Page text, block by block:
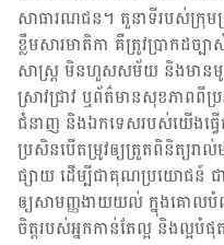
សាធារណជន។ តួនាទីរបស់​ក្រុមគ្
ខ្លឹមសារ​មាតិកា គឺ​ត្រូវ​ប្រាកដ​ច្ប
សាស្ត្រ មិនហួសសម័យ និង​មានមូល
ស្រាវជ្រាវ ឬ​ព័ត៌មាន​សុខភាព​ពី​ប្រ
ជំនាញ និង​ឯកទេស​របស់យើង​ធ្វើ
ប្រសិន​បើ​តម្រូវ​ឲ្យ​ត្រួតពិនិត្យ​រា
ផ្សាយ ដើម្បី​ជា​គុណប្រយោជន៍ ជ
ឲ្យសាមញ្ញ​ងាយយល់ ក្នុងគោល
ចិត្ត​របស់​អ្នក​កាន់តែ​ល្អ និង​ល្អ​បំ